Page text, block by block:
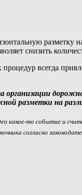
разметку
снизить
всегда
разметки на
какое-то событие и
согласно